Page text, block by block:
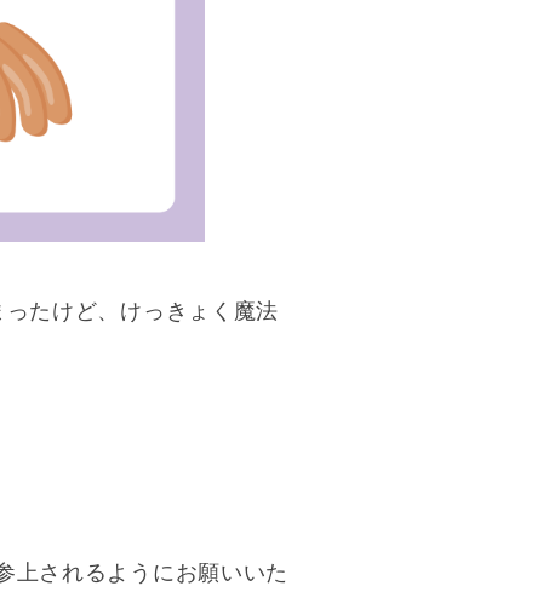
たけど、けっきょく魔法
上されるようにお願いいた